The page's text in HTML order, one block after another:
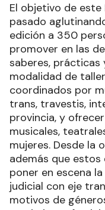
El objetivo de
pasado
edición a 350
promover en las
saberes, prácticas
modalidad de
coordinados por
trans, travestis,
provincia, y
musicales,
mujeres. Desde la
además que estos
poner en escena
judicial con eje
motivos de